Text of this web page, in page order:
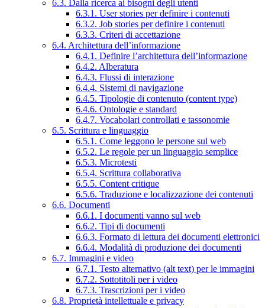
6.3. Dalla ricerca ai bisogni degli utenti
6.3.1. User stories per definire i contenuti
6.3.2. Job stories per definire i contenuti
6.3.3. Criteri di accettazione
6.4. Architettura dell’informazione
6.4.1. Definire l’architettura dell’informazione
6.4.2. Alberatura
6.4.3. Flussi di interazione
6.4.4. Sistemi di navigazione
6.4.5. Tipologie di contenuto (content type)
6.4.6. Ontologie e standard
6.4.7. Vocabolari controllati e tassonomie
6.5. Scrittura e linguaggio
6.5.1. Come leggono le persone sul web
6.5.2. Le regole per un linguaggio semplice
6.5.3. Microtesti
6.5.4. Scrittura collaborativa
6.5.5. Content critique
6.5.6. Traduzione e localizzazione dei contenuti
6.6. Documenti
6.6.1. I documenti vanno sul web
6.6.2. Tipi di documenti
6.6.3. Formato di lettura dei documenti elettronici
6.6.4. Modalità di produzione dei documenti
6.7. Immagini e video
6.7.1. Testo alternativo (alt text) per le immagini
6.7.2. Sottotitoli per i video
6.7.3. Trascrizioni per i video
6.8. Proprietà intellettuale e privacy